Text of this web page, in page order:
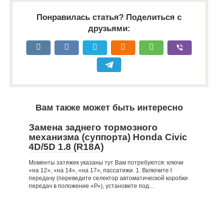
Понравилась статья? Поделиться с
друзьями:
Вам также может быть интересно
Замена заднего тормозного
механизма (суппорта) Honda Civic
4D/5D 1.8 (R18A)
Моменты затяжек указаны тут Вам потребуются: ключи
«на 12», «на 14», «на 17», пассатижи. 1. Включите I
передачу (переведите селектор автоматической коробки
передач в положение «Р»), установите под…